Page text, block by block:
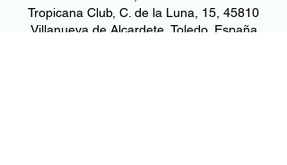
Tropicana Club, C. de la Luna, 15, 45810
Villanueva de Alcardete, Toledo, España